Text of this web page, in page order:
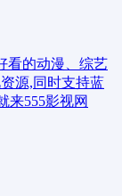
看的动漫、综艺
源,同时支持蓝
来555影视网